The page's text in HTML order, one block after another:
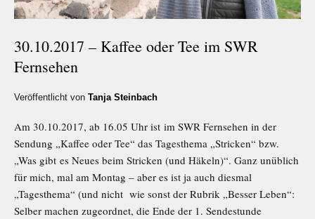
30.10.2017 – Kaffee oder Tee im SWR
Fernsehen
Veröffentlicht von Tanja Steinbach
Am 30.10.2017, ab 16.05 Uhr ist im SWR Fernsehen in der
Sendung „Kaffee oder Tee“ das Tagesthema „Stricken“ bzw.
„Was gibt es Neues beim Stricken (und Häkeln)“. Ganz unüblich
für mich, mal am Montag – aber es ist ja auch diesmal
„Tagesthema“ (und nicht wie sonst der Rubrik „Besser Leben“:
Selber machen zugeordnet, die Ende der 1. Sendestunde